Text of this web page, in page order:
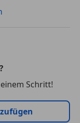
Schritt!